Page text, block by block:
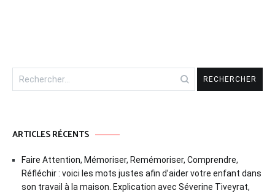
ARTICLES RÉCENTS
Faire Attention, Mémoriser, Remémoriser, Comprendre,
Réfléchir : voici les mots justes afin d’aider votre enfant dans
son travail à la maison. Explication avec Séverine Tiveyrat,